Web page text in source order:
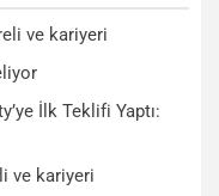
ve kariyeri
İlk Teklifi Yaptı:
ve kariyeri